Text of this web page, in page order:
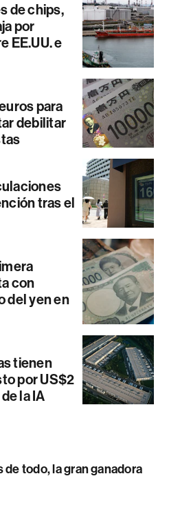
de chips,
por
EE.UU. e
para
debilitar
tras el
con
del yen en
tienen
por US$2
la IA
todo, la gran ganadora